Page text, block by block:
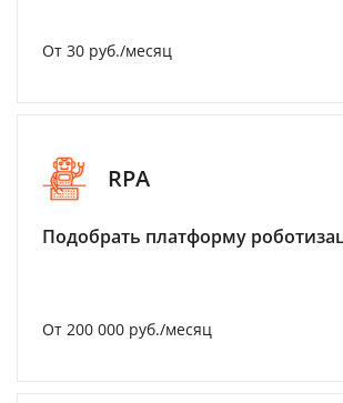
От 30 руб./месяц
RPA
Подобрать платформу
От 200 000 руб./месяц